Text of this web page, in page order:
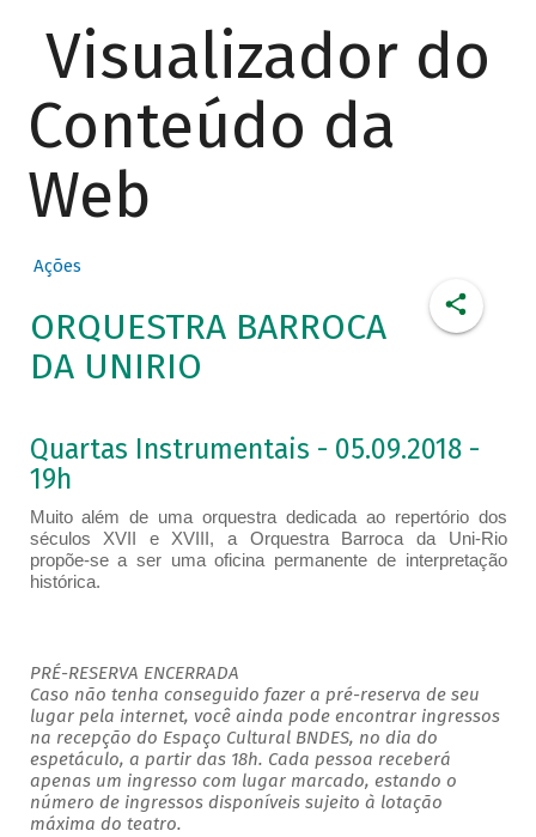
Visualizador do
Conteúdo da
Web
Ações
ORQUESTRA BARROCA
DA UNIRIO
Quartas Instrumentais - 05.09.2018 -
19h
Muito além de uma orquestra dedicada ao repertório dos
séculos XVII e XVIII, a Orquestra Barroca da Uni-Rio
propõe-se a ser uma oficina permanente de interpretação
histórica.
PRÉ-RESERVA ENCERRADA
Caso não tenha conseguido fazer a pré-reserva de seu
lugar pela internet, você ainda pode encontrar ingressos
na recepção do Espaço Cultural BNDES, no dia do
espetáculo, a partir das 18h. Cada pessoa receberá
apenas um ingresso com lugar marcado, estando o
número de ingressos disponíveis sujeito à lotação
máxima do teatro.